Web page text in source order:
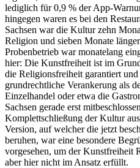
lediglich für 0,9 % der App-
hingegen waren es bei den
Sachsen war die Kultur zehn
Religion und sieben Monate
Probenbetrieb war monatelang
hier: Die Kunstfreiheit ist im
die Religionsfreiheit garantiert
grundrechtliche Verankerung als
Einzelhandel oder etwa die
Sachsen gerade erst
Komplettschließung der Kultur
Version, auf welcher die jetzt
beruhen, war eine besondere
vorgesehen, um der Kunstfreiheit
aber hier nicht im Ansatz erfüllt.